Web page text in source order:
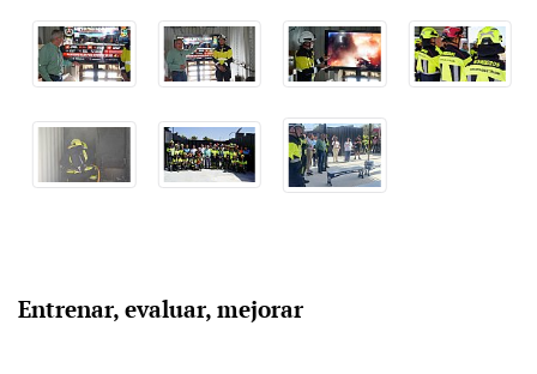
Entrenar, evaluar, mejorar